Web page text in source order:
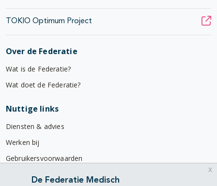
TOKIO Optimum Project
Over de Federatie
Wat is de Federatie?
Wat doet de Federatie?
Nuttige links
Diensten & advies
Werken bij
Gebruikersvoorwaarden
Privacyverklaring
De Federatie Medisch
x